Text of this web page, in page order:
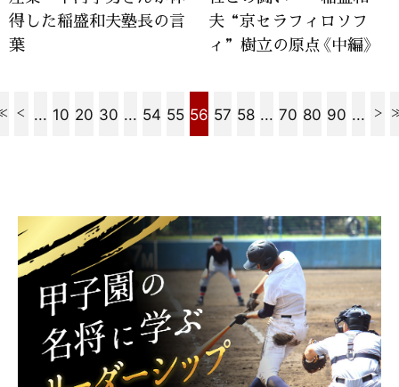
得した稲盛和夫塾長の言
葉
夫“京セラフィロソフ
ィ”樹立の原点《中編》
... 10 20 30 ... 54 55 56 57 58 ... 70 80 90 ...